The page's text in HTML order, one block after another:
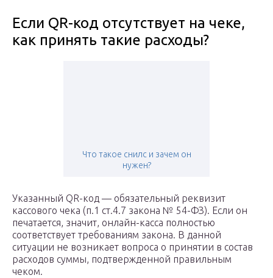
Если QR-код отсутствует на чеке,
как принять такие расходы?
Что такое снилс и зачем он
нужен?
Указанный QR-код — обязательный реквизит
кассового чека (п.1 ст.4.7 закона № 54-ФЗ). Если он
печатается, значит, онлайн-касса полностью
соответствует требованиям закона. В данной
ситуации не возникает вопроса о принятии в состав
расходов суммы, подтвержденной правильным
чеком.